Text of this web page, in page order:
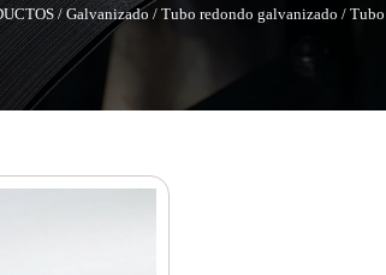
/Galvanizado / Tubo redondo galvanizado /